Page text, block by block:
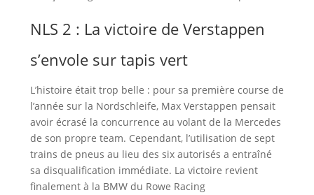
NLS 2 : La victoire de Verstappen
s’envole sur tapis vert
L’histoire était trop belle : pour sa première course de
l’année sur la Nordschleife, Max Verstappen pensait
avoir écrasé la concurrence au volant de la Mercedes
de son propre team. Cependant, l’utilisation de sept
trains de pneus au lieu des six autorisés a entraîné
sa disqualification immédiate. La victoire revient
finalement à la BMW du Rowe Racing